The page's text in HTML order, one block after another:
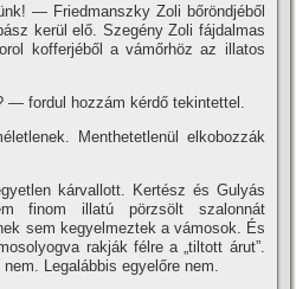
— Friedmanszky Zoli bőröndjéből
kerül elő. Szegény Zoli fájdalmas
kofferjéből a vámőrhöz az illatos
fordul hozzám kérdő tekintettel.
Menthetetlenül elkobozzák
kárvallott. Kertész és Gulyás
finom illatú pörzsölt szalonnát
sem kegyelmeztek a vámosok. És
rakják félre a „tiltott árut”.
Legalábbis egyelőre nem.